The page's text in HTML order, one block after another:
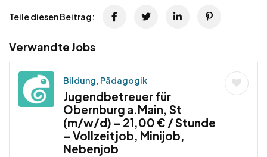
Teile diesen Beitrag:
Verwandte Jobs
Bildung, Pädagogik
Jugendbetreuer für
Obernburg a.Main, St
(m/w/d) – 21,00 € / Stunde
– Vollzeitjob, Minijob,
Nebenjob